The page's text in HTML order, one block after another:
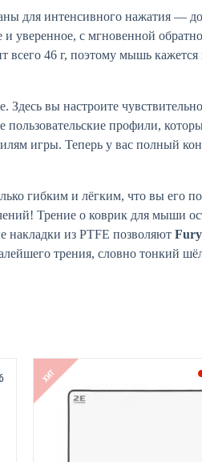
для интенсивного нажатия —
уверенное, с мгновенной
всего 46 г, поэтому мышь
вы настроите
пользовательские профили,
игры. Теперь у вас полный
гибким и лёгким, что вы его
Трение о коврик для мыши
из PTFE позволяют
трения, словно тонкий
ХИТ